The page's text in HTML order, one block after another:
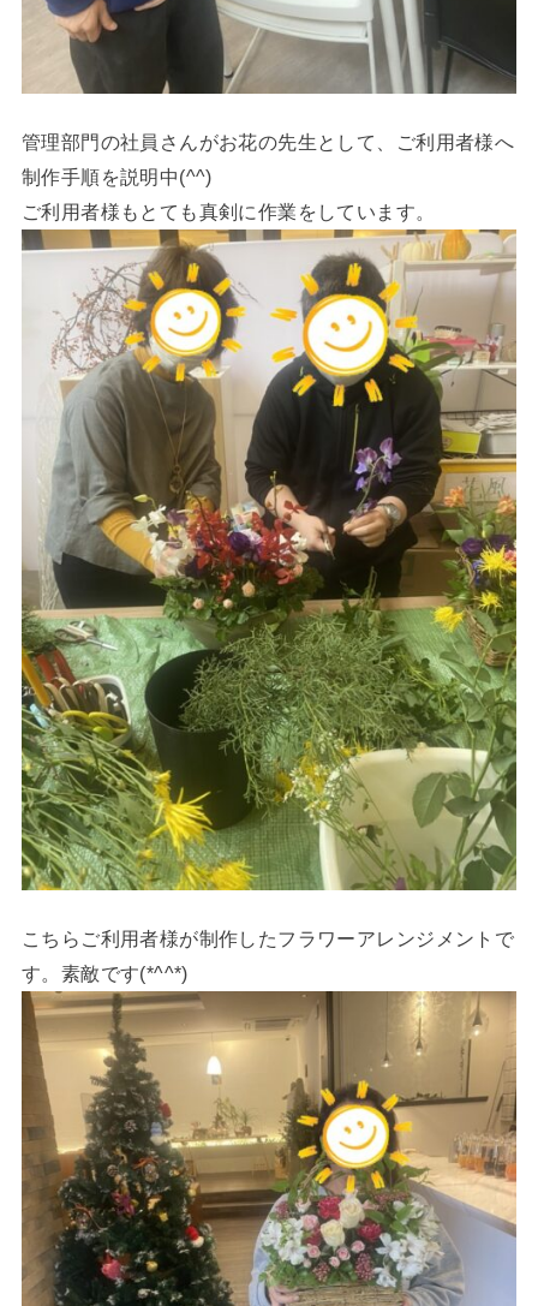
管理部門の社員さんがお花の先生として、ご利用者様へ
制作手順を説明中(^^)
ご利用者様もとても真剣に作業をしています。
こちらご利用者様が制作したフラワーアレンジメントで
す。素敵です(*^^*)